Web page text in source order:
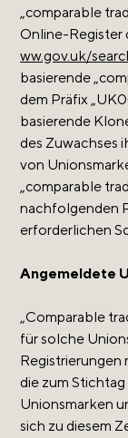
„comparable
Online-Register
ww.gov.uk/
basierende
dem Präfix
basierende
des Zuwachses
von
„comparable
nachfolgenden
erforderlichen
Angemeldete
„Comparable
für solche
die zum
Unionsmarken
sich zu diesem